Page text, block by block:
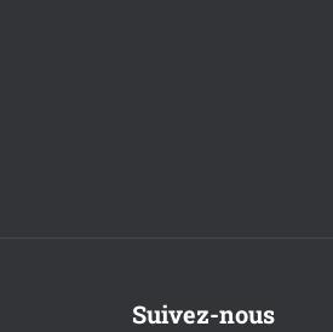
Suivez-nous